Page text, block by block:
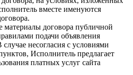
вместе именуются
материалы договора публичной
подачи объявления
несогласия с условиями
Исполнитель предлагает
платных услуг сайта